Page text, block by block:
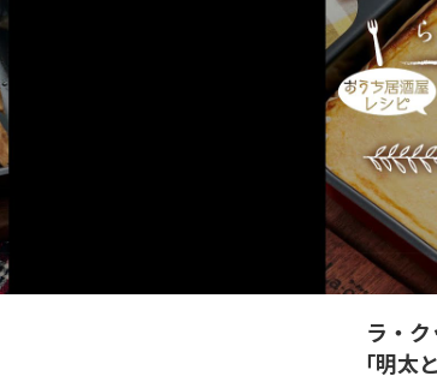
ラ・
「明太